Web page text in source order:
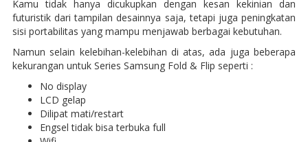
Kamu tidak hanya dicukupkan dengan kesan kekinian dan
futuristik dari tampilan desainnya saja, tetapi juga peningkatan
sisi portabilitas yang mampu menjawab berbagai kebutuhan.
Namun selain kelebihan-kelebihan di atas, ada juga beberapa
kekurangan untuk Series Samsung Fold & Flip seperti :
No display
LCD gelap
Dilipat mati/restart
Engsel tidak bisa terbuka full